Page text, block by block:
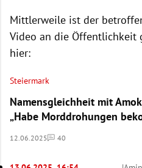
Mittlerweile ist der
Video an die Öffentlichkeit
hier:
Steiermark
Namensgleichheit mit
„Habe Morddrohungen
12.06.2025 40
Kommentare